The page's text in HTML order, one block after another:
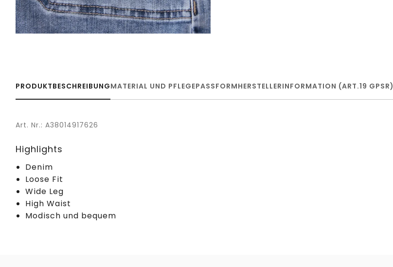
PRODUKTBESCHREIBUNGMATERIAL UND PFLEGEPASSFORMHERSTELLERINFORMATION (ART.19 GPSR)
Art. Nr.: A38014917626
Highlights
Denim
Loose Fit
Wide Leg
High Waist
Modisch und bequem